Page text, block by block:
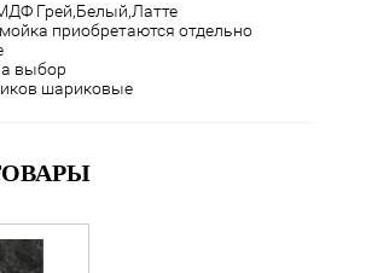
Грей,Белый,Латте
приобретаются отдельно
выбор
шариковые